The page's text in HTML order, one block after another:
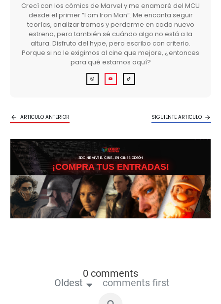
Crecí con los cómics de Marvel y me enamoré del MCU
desde el primer “I am Iron Man”. Me encanta seguir
teorías, analizar tramas y perderme en cada nuevo
estreno, pero también sé cuándo algo no está a la
altura. Disfruto del hype, pero escribo con criterio.
Porque si no le exigimos al cine que mejore, ¿entonces
para qué estamos aquí?
ARTICULO ANTERIOR SIGUIENTE ARTICULO
3DCINE VIVE EL CINE… EN CINES ODEÓN
¡COMPRA TUS ENTRADAS!
0 comments
Oldest comments first